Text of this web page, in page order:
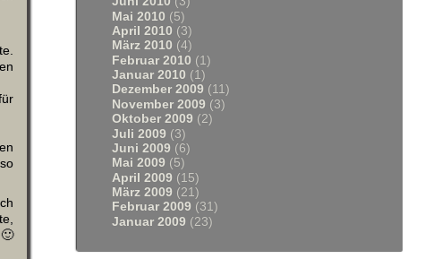
Mai 2010 (5)
April 2010 (3)
März 2010 (4)
Februar 2010 (1)
Januar 2010 (1)
Dezember 2009 (11)
November 2009 (3)
Oktober 2009 (2)
Juli 2009 (3)
Juni 2009 (6)
Mai 2009 (5)
April 2009 (15)
März 2009 (21)
Februar 2009 (31)
Januar 2009 (23)